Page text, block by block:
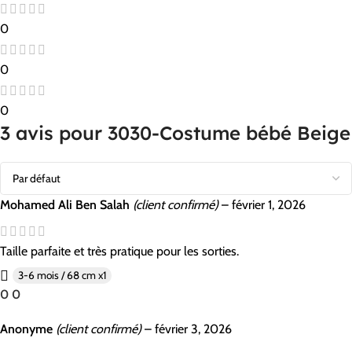
0
0
0
3 avis pour 3030-Costume bébé Beige
Mohamed Ali Ben Salah (client confirmé) – février 1, 2026
Taille parfaite et très pratique pour les sorties.
3-6 mois / 68 cm x1
0 0
Anonyme (client confirmé) – février 3, 2026